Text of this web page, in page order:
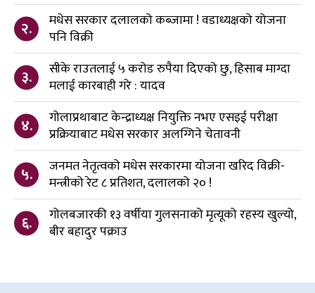
२.
मधेस सरकार दलालको कब्जामा ! वडाध्यक्षको योजना
पनि विक्री
३.
सीके राउतलाई ५ करोड रुपैया दिएको छु, हिसाब माग्दा
मलाई कारबाही गरे : यादव
४.
गोलाप्रथाबाट केन्द्राध्यक्ष नियुक्ति नभए एसइई परीक्षा
प्रक्रियाबाट मधेस सरकार अलग्गिने चेतावनी
५.
जनमत नेतृत्वको मधेस सरकारमा योजना खरिद विक्री-
मन्त्रीको रेट ८ प्रतिशत, दलालको २० !
६.
गोलबजारकी १३ वर्षीया गुलसनाको मृत्यूको रहस्य खुल्यो,
बीर बहादुर पक्राउ